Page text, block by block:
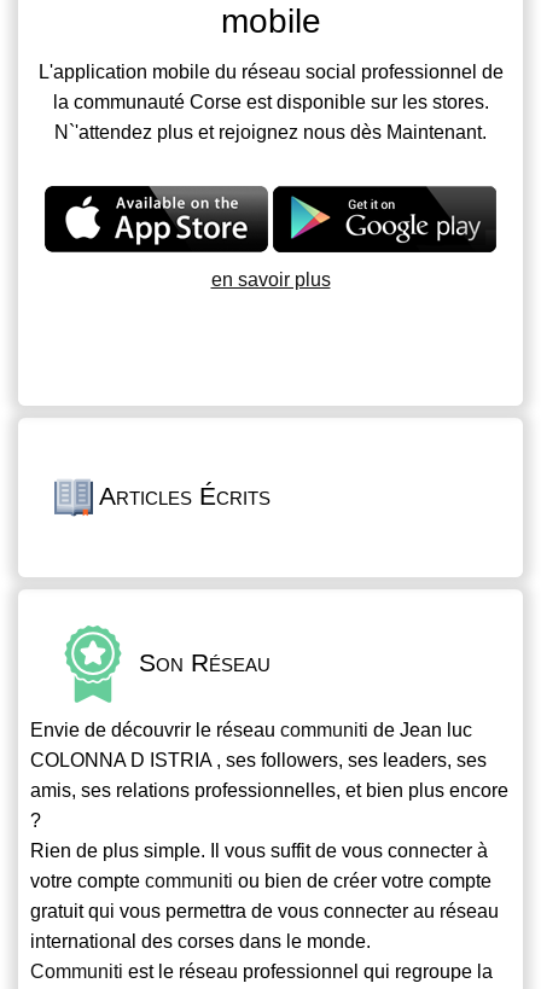
mobile
L'application mobile du réseau social professionnel de
la communauté Corse est disponible sur les stores.
N`'attendez plus et rejoignez nous dès Maintenant.
en savoir plus
Articles Écrits
Son Réseau
Envie de découvrir le réseau communiti de Jean luc
COLONNA D ISTRIA , ses followers, ses leaders, ses
amis, ses relations professionnelles, et bien plus encore
?
Rien de plus simple. Il vous suffit de vous connecter à
votre compte communiti ou bien de créer votre compte
gratuit qui vous permettra de vous connecter au réseau
international des corses dans le monde.
Communiti est le réseau professionnel qui regroupe la